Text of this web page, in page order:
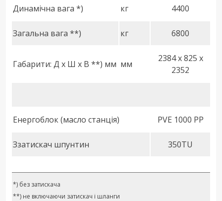
Динамічна вага *) кг 4400
Загальна вага **) кг 6800
Габарити: Д x Ш x В **) мм мм
2384 x 825 x
2352
Енергоблок (масло станція) PVE 1000 PP
Ззатискач шпунтин 350TU
*) без затискача
**) не включаючи затискач і шланги